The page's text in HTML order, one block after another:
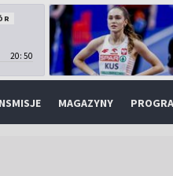
20:50
MAGAZYNY